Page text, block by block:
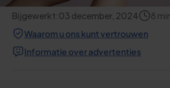
Bijgewerkt:03 december, 2024 8
Waarom u ons kunt vertrouwen
Informatie over advertenties